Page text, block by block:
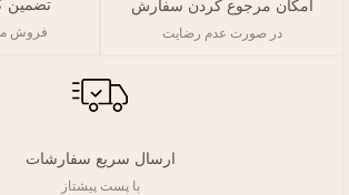
امکان مرجوع کردن سفارش
در صورت عدم رضایت
تضمین
فروش
ارسال سریع سفارشات
با پست پیشتاز